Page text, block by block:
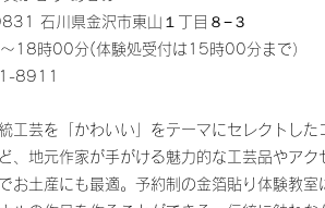
石川県金沢市東山１丁目８−３
18時00分(体験処受付は15時00分まで）
8911
工芸を「かわいい」をテーマにセレクトし
、地元作家が手がける魅力的な工芸品やア
お土産にも最適。予約制の金箔貼り体験教